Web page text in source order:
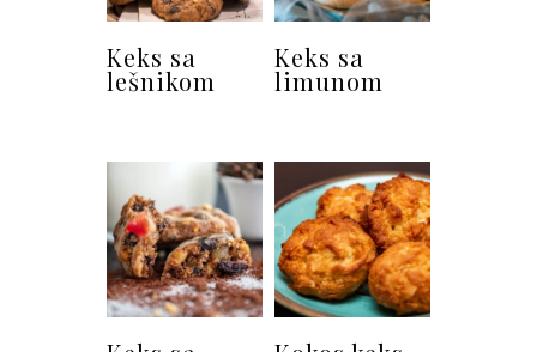
Keks sa
lešnikom
Keks sa
limunom